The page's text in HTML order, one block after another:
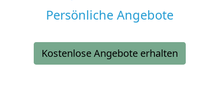
Persönliche Angebote
Kostenlose Angebote erhalten